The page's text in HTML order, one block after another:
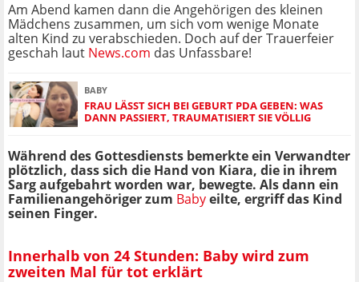
Am Abend kamen dann die Angehörigen des kleinen
Mädchens zusammen, um sich vom wenige Monate
alten Kind zu verabschieden. Doch auf der Trauerfeier
geschah laut News.com das Unfassbare!
BABY
FRAU LÄSST SICH BEI GEBURT PDA GEBEN: WAS
DANN PASSIERT, TRAUMATISIERT SIE VÖLLIG
Während des Gottesdiensts bemerkte ein Verwandter
plötzlich, dass sich die Hand von Kiara, die in ihrem
Sarg aufgebahrt worden war, bewegte. Als dann ein
Familienangehöriger zum Babyeilte, ergriff das Kind
seinen Finger.
Innerhalb von 24 Stunden: Baby wird zum
zweiten Mal für tot erklärt